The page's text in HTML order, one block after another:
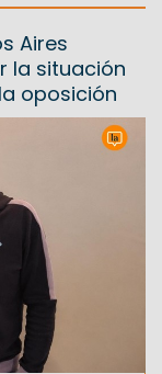
Aires
la situación
oposición